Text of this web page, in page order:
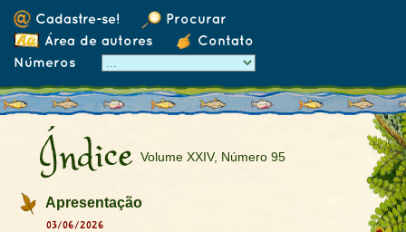
Cadastre-se!
Procurar
Área de autores
Contato
Números
Índice Volume XXIV, Número 95
Apresentação